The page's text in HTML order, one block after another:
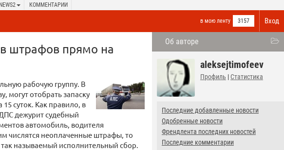
КОММЕНТАРИИ
Вход
в мою ленту 3157
Об авторе
aleksejtimofeev
Профиль | Статистика
Последние добавленные новости
Одобренные новости
Френдлента последних новостей
Последние комментарии
штрафов прямо на
рабочую группу. В
могут отобрать запаску
суток. Как правило, в
дежурит судебный
автомобиль, водителя
числятся неоплаченные штрафы, то
так называемый исполнительный сбор.